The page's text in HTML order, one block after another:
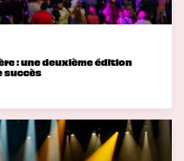
: une deuxième édition
succès